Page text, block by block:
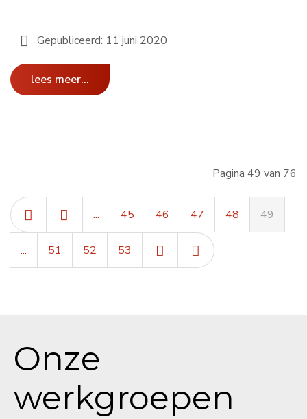
Gepubliceerd: 11 juni 2020
lees meer...
Pagina 49 van 76
... 45 46 47 48 49
... 51 52 53
Onze
werkgroepen